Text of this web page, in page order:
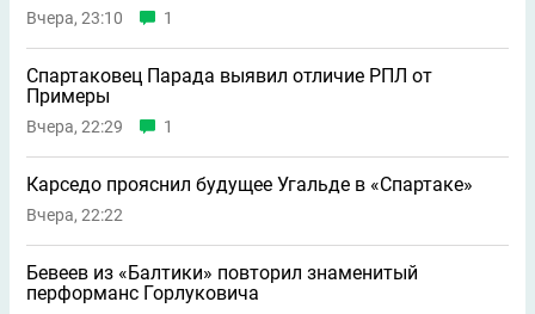
Вчера, 23:10 1
Спартаковец Парада выявил отличие РПЛ от
Примеры
Вчера, 22:29 1
Карседо прояснил будущее Угальде в «Спартаке»
Вчера, 22:22
Бевеев из «Балтики» повторил знаменитый
перформанс Горлуковича